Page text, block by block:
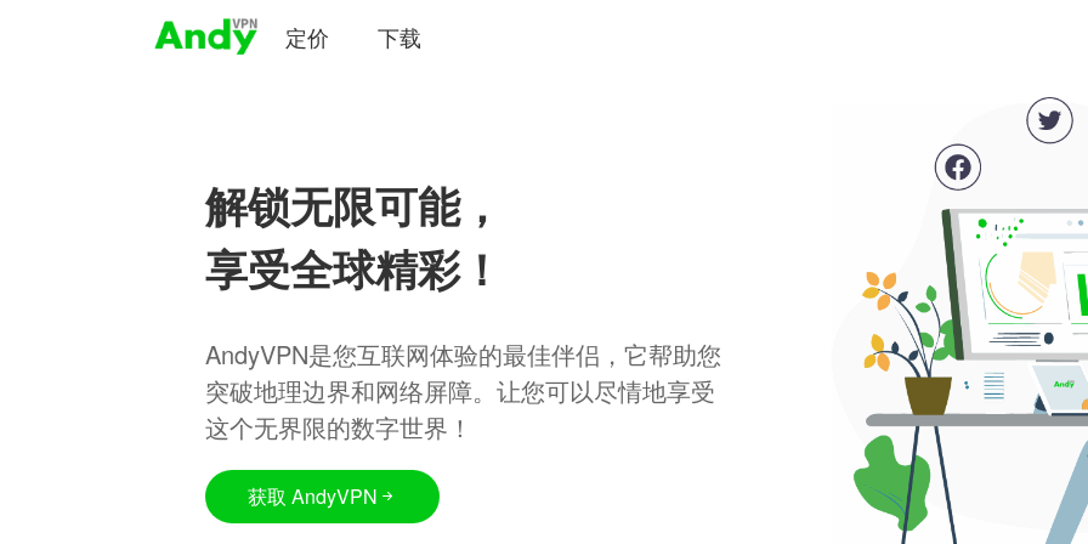
定价 下载
解锁无限可能，
享受全球精彩！
AndyVPN是您互联网体验的最佳伴侣，它帮助您
突破地理边界和网络屏障。让您可以尽情地享受
这个无界限的数字世界！
获取 AndyVPN